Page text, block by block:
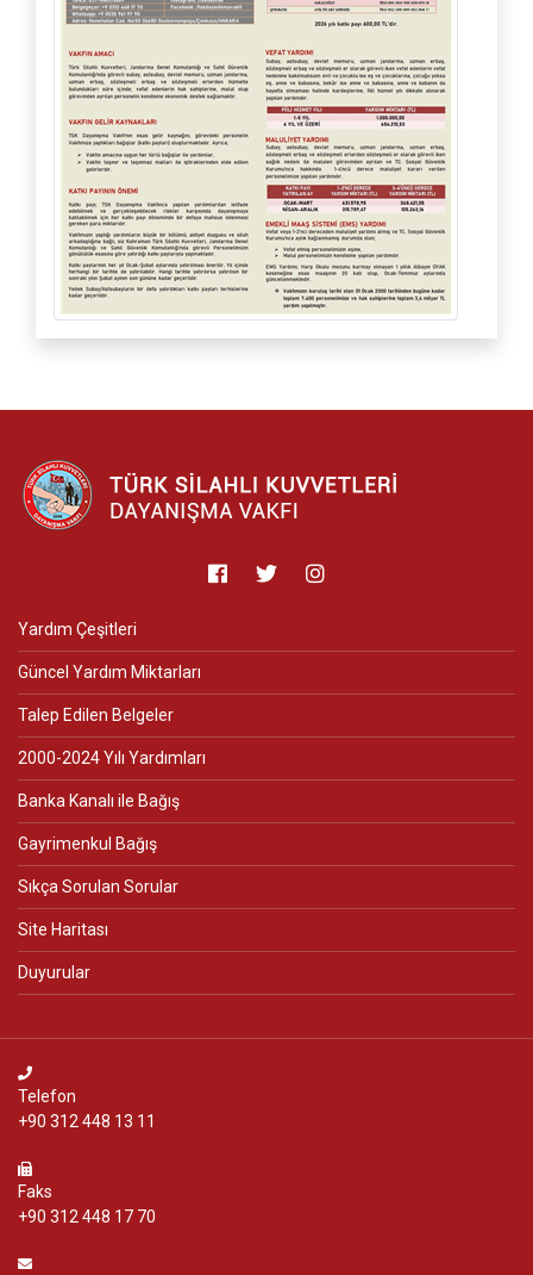
Yardım Çeşitleri
Güncel Yardım Miktarları
Talep Edilen Belgeler
2000-2024 Yılı Yardımları
Banka Kanalı ile Bağış
Gayrimenkul Bağış
Sıkça Sorulan Sorular
Site Haritası
Duyurular
Telefon
+90 312 448 13 11
Faks
+90 312 448 17 70